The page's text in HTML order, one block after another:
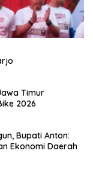
Timur
2026
Bupati Anton:
Ekonomi Daerah